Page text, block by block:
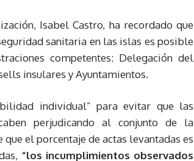
Isabel Castro, ha recordado que
sanitaria en las islas es posible
competentes: Delegación del
insulares y Ayuntamientos.
individual” para evitar que las
perjudicando al conjunto de la
que el porcentaje de actas levantadas es
“los incumplimientos observados